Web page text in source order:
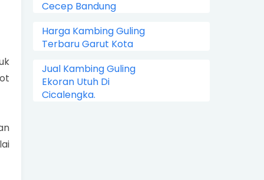
Cecep Bandung
Harga Kambing Guling
Terbaru Garut Kota
Jual Kambing Guling
Ekoran Utuh Di
Cicalengka.